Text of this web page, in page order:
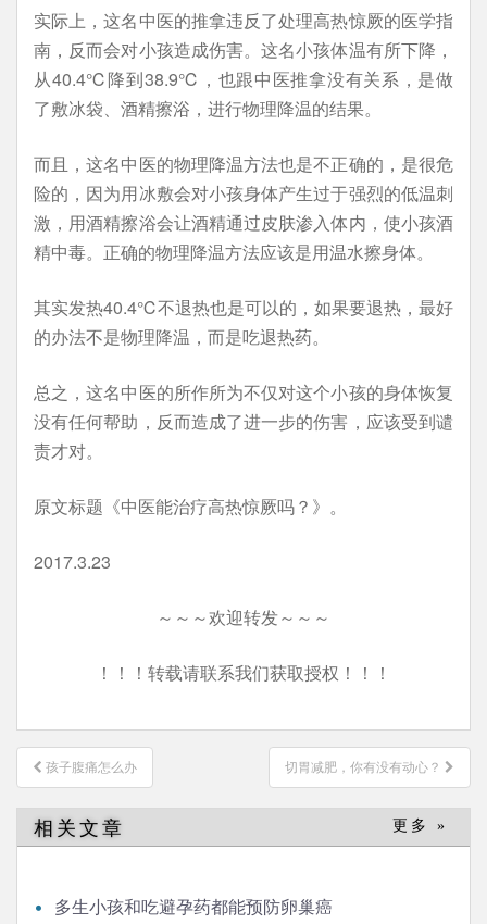
实际上，这名中医的推拿违反了处理高热惊厥的医学指
南，反而会对小孩造成伤害。这名小孩体温有所下降，
从40.4℃降到38.9℃，也跟中医推拿没有关系，是做
了敷冰袋、酒精擦浴，进行物理降温的结果。
而且，这名中医的物理降温方法也是不正确的，是很危
险的，因为用冰敷会对小孩身体产生过于强烈的低温刺
激，用酒精擦浴会让酒精通过皮肤渗入体内，使小孩酒
精中毒。正确的物理降温方法应该是用温水擦身体。
其实发热40.4℃不退热也是可以的，如果要退热，最好
的办法不是物理降温，而是吃退热药。
总之，这名中医的所作所为不仅对这个小孩的身体恢复
没有任何帮助，反而造成了进一步的伤害，应该受到谴
责才对。
原文标题《中医能治疗高热惊厥吗？》。
2017.3.23
～～～欢迎转发～～～
！！！转载请联系我们获取授权！！！
文
章
导
航
孩子腹痛怎么办 切胃减肥，你有没有动心？
相关文章 更多 »
多生小孩和吃避孕药都能预防卵巢癌